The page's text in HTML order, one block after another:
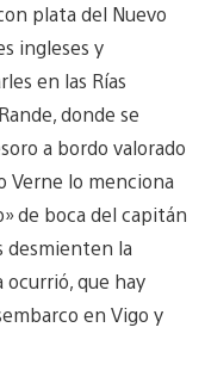
plata del Nuevo
ingleses y
en las Rías
donde se
a bordo valorado
Verne lo menciona
de boca del capitán
desmienten la
ocurrió, que hay
en Vigo y